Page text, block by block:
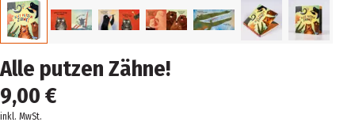
Alle putzen Zähne!
9,00 €
inkl. MwSt.